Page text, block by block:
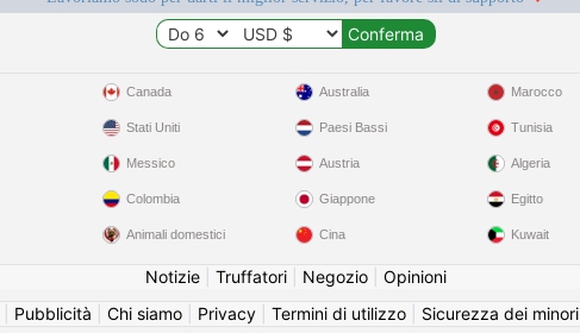
Canada
Stati Uniti
Messico
Colombia
Animali domestici
Australia
Paesi Bassi
Austria
Giappone
Cina
Marocco
Tunisia
Algeria
Egitto
Kuwait
Notizie| Truffatori| Negozio| Opinioni
Pubblicità Chi siamo Privacy Termini di utilizzo Sicurezza dei minori